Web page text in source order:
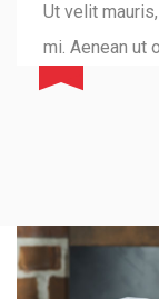
Ut velit
mi. Aenean ut